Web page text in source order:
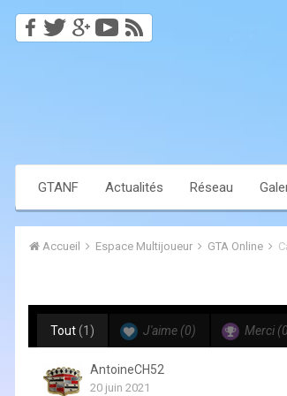
GTANF Actualités Réseau
Accueil Espace Multijoueur GTA Online
Tout(1) J'aime (0) Merci
AntoineCH52
20 juin 2021